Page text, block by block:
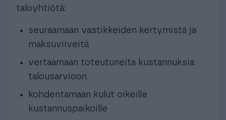
taloyhtiötä:
seuraamaan vastikkeiden kertymistä ja
maksuviiveitä
vertaamaan toteutuneita kustannuksia
talousarvioon
kohdentamaan kulut oikeille
kustannuspaikoille